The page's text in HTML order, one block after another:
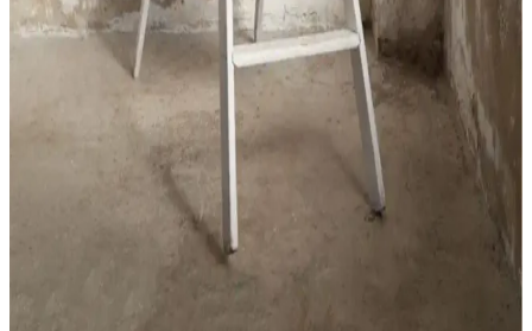
Saraz Halı Tavşan Tüyü Post Peluş: Modern ve
Yumuşak Tasarımıyla Ev Dekorasyonuna Şıklık
Saraz Tavşan Tüyü Post Peluş halı, yüksek kaliteli, ultra yumuşak
dokusu ve leke tutmaz özelliğiyle ev dekorasyonunuza şıklık ve
konfor sağlar, kolay temizlenir ve farklı alanlarda kullanılabilir.
Lolavien Çift Kişilik Peluş Battaniye: Yumuşak ve
Şık Tasarımıyla Sıcaklık Sunar